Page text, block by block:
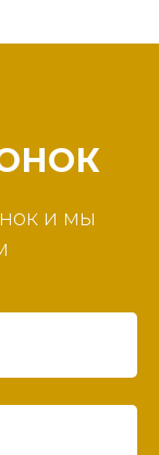
и мы